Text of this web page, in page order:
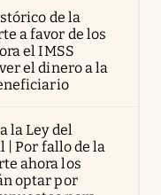
de la
a favor de los
el IMSS
el dinero a la
la Ley del
| Por fallo de la
ahora los
optar por